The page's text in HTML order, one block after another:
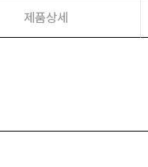
제품상세